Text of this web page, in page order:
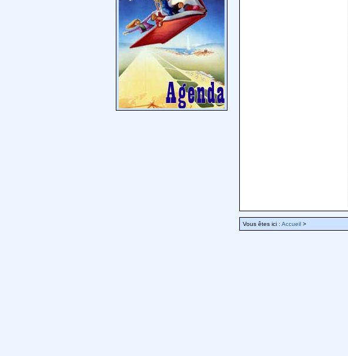
Vous êtes ici : Accueil >